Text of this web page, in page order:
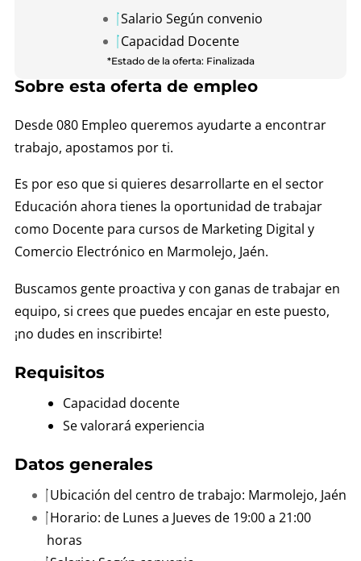
Salario Según convenio
Capacidad Docente
*Estado de la oferta: Finalizada
Sobre esta oferta de empleo
Desde 080 Empleo queremos ayudarte a encontrar
trabajo, apostamos por ti.
Es por eso que si quieres desarrollarte en el sector
Educación ahora tienes la oportunidad de trabajar
como Docente para cursos de Marketing Digital y
Comercio Electrónico en Marmolejo, Jaén.
Buscamos gente proactiva y con ganas de trabajar en
equipo, si crees que puedes encajar en este puesto,
¡no dudes en inscribirte!
Requisitos
Capacidad docente
Se valorará experiencia
Datos generales
Ubicación del centro de trabajo: Marmolejo, Jaén
Horario: de Lunes a Jueves de 19:00 a 21:00
horas